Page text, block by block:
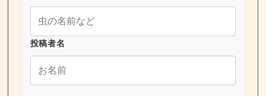
投稿者名